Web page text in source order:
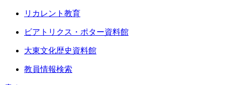
リカレント教育
ビアトリクス・ポター資料館
大東文化歴史資料館
教員情報検索